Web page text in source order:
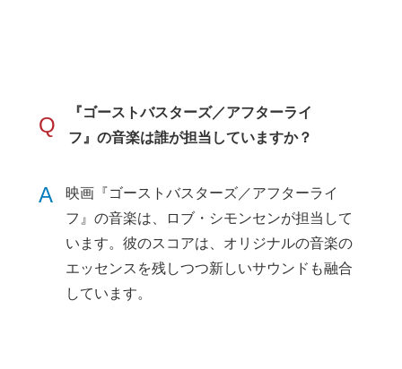
Q
『ゴーストバスターズ／アフターライ
フ』の音楽は誰が担当していますか？
A
映画『ゴーストバスターズ／アフターライ
フ』の音楽は、ロブ・シモンセンが担当して
います。彼のスコアは、オリジナルの音楽の
エッセンスを残しつつ新しいサウンドも融合
しています。